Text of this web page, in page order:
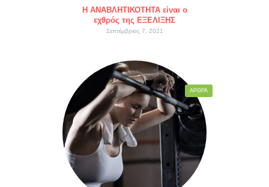
Η ΑΝΑΒΛΗΤΙΚΟΤΗΤΑ είναι ο
εχθρός της ΕΞΕΛΙΞΗΣ
Σεπτέμβριος 7, 2021
ΆΡΘΡΑ